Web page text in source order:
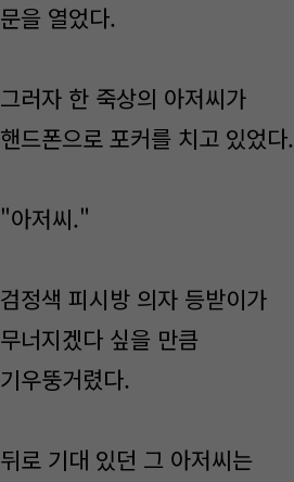
문을 열었다.
그러자 한 죽상의 아저씨가
핸드폰으로 포커를 치고 있었다.
"아저씨."
검정색 피시방 의자 등받이가
무너지겠다 싶을 만큼
기우뚱거렸다.
뒤로 기대 있던 그 아저씨는